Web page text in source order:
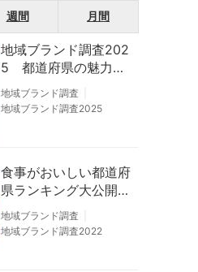
週間 月間
地域ブランド調査202
5 都道府県の魅力度
等調査結果
地域ブランド調査
地域ブランド調査2025
食事がおいしい都道府
県ランキング大公開！
１位は北海道、３位は
大阪府、２位は〇〇
地域ブランド調査
地域ブランド調査2022